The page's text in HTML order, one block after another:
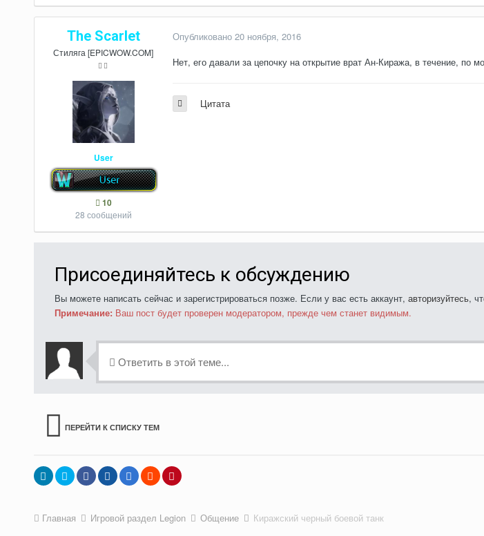
The Scarlet
Стиляга [EPICWOW.COM]
User
10
28 сообщений
Опубликовано 20 ноября, 2016
Нет, его давали за цепочку на открытие врат Ан-Киража, в течение, по
Цитата
Присоединяйтесь к обсуждению
Вы можете написать сейчас и зарегистрироваться позже. Если у вас есть аккаунт, авторизуйтесь,
Примечание: Ваш пост будет проверен модератором, прежде чем станет видимым.
Ответить в этой теме...
ПЕРЕЙТИ К СПИСКУ ТЕМ
Главная Игровой раздел Legion Общение Киражский черный боевой танк